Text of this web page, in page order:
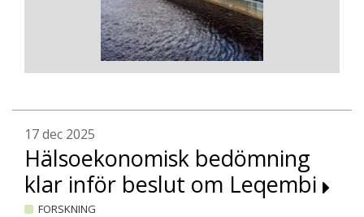
17 dec 2025
Hälsoekonomisk bedömning
klar inför beslut om Leqembi
FORSKNING